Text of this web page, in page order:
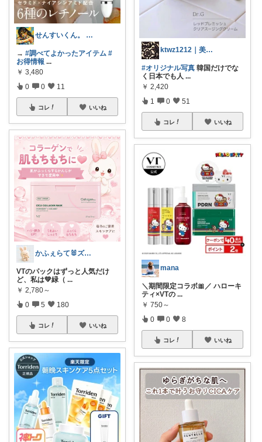
せんすいくん。 ＼情報の海へダイブ／
→ #調べてよかったアイテム #
お得情報 ...
￥ 3,480
0 0 11
コレ いいね
かふぇらて🐰ズボラがいつか整う暮らし
VTのパックはずっと人気だけ
ど、私は💚緑（ ...
￥ 2,780～
0 5 180
コレ いいね
ktwz1212｜美容好きROOM🫧
#オリジナル写真 韓国だけでな
く日本でも人 ...
￥ 2,420
1 0 51
コレ いいね
mana
＼期間限定コラボ🎀／ ハローキ
ティ×VTの ...
￥ 750～
0 0 8
コレ いいね